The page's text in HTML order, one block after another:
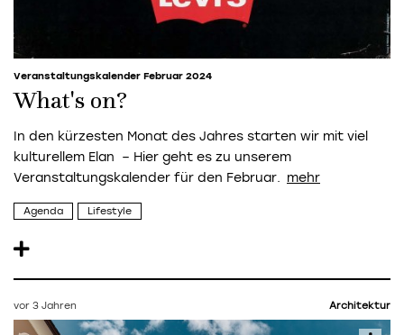
Veranstaltungskalender Februar 2024
What's on?
In den kürzesten Monat des Jahres starten wir mit viel
kulturellem Elan – Hier geht es zu unserem
Veranstaltungskalender für den Februar.
Agenda Lifestyle
vor 3 Jahren Architektur